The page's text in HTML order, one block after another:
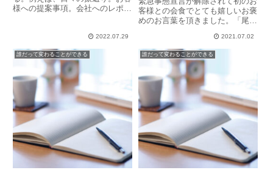
様への提案事項。会社へのレポー
に思っていても、いざ書いてみる
と、思っているよりもまとまって
いない。書いて見てみるとなん
2022.07.29
客様との会食でとても嬉しいお褒
めのお言葉を頂きました。「尾藤
経営に忖度しないのがいい。」経
営に忖度しないとは、お客様（お
金をお支払いいただくお相手）だ
からと言って、適当に話を合わ
せ...
2021.07.02
誰だって変わることができる 誰だって変わることができる